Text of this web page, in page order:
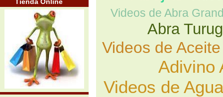
Videos de Abra
Abra
Videos de Aceite
Adivino
Videos de Agua